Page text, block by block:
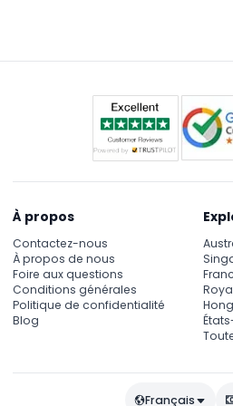
chaque manège avant de
À propos
Contactez-nous
À propos de nous
Foire aux questions
Conditions générales
Politique de confidentialité
Blog
Français